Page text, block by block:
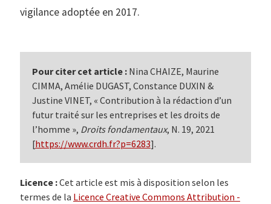
vigilance adoptée en 2017.
Pour citer cet article :Nina CHAIZE, Maurine
CIMMA, Amélie DUGAST, Constance DUXIN &
Justine VINET, « Contribution à la rédaction d’un
futur traité sur les entreprises et les droits de
l’homme », Droits fondamentaux, N. 19, 2021
[https://www.crdh.fr?p=6283].
Licence :Cet article est mis à disposition selon les
termes de la Licence Creative Commons Attribution -